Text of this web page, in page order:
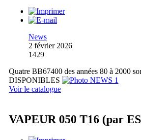
News
2 février 2026
1429
Quatre BB67400 des années 80 à 2000
DISPONIBLES
Voir le catalogue
VAPEUR 050 T16 (par